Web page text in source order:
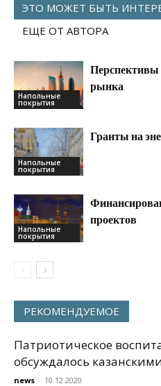
ЭТО МОЖЕТ БЫТЬ
ЕЩЕ ОТ АВТОРА
Напольные
покрытия
Перспективы
рынка
Напольные
покрытия
Гранты на
Напольные
покрытия
проектов
РЕКОМЕНДУЕМОЕ
Патриотическое
обсуждалось
news - 10.12.2020